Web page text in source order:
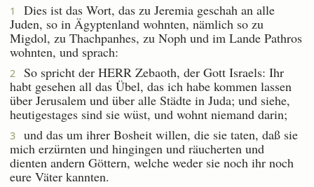
1
Dies ist das Wort, das zu Jeremia geschah an alle
Juden, so in Ägyptenland wohnten, nämlich so zu
Migdol, zu Thachpanhes, zu Noph und im Lande Pathros
wohnten, und sprach:
2
So spricht der HERR Zebaoth, der Gott Israels: Ihr
habt gesehen all das Übel, das ich habe kommen lassen
über Jerusalem und über alle Städte in Juda; und siehe,
heutigestages sind sie wüst, und wohnt niemand darin;
3
und das um ihrer Bosheit willen, die sie taten, daß sie
mich erzürnten und hingingen und räucherten und
dienten andern Göttern, welche weder sie noch ihr noch
eure Väter kannten.